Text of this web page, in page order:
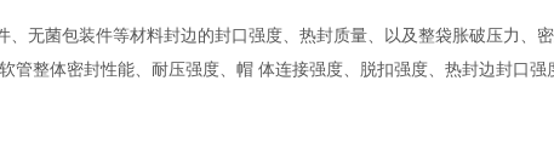
、无菌包装件等材料封边的封口强度、热封质量、以及整袋胀破压力、
管整体密封性能、耐压强度、帽 体连接强度、脱扣强度、热封边封口强